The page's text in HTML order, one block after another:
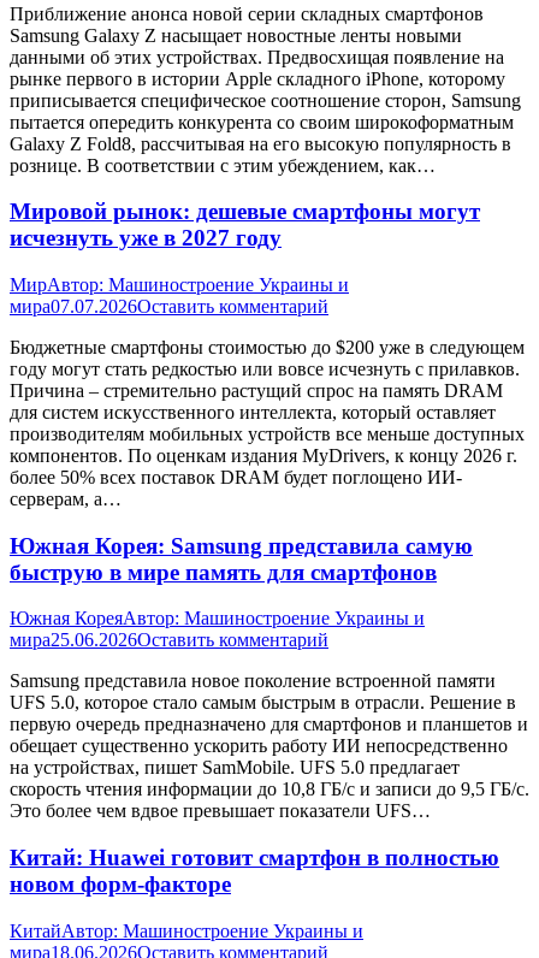
Приближение анонса новой серии складных смартфонов
Samsung Galaxy Z насыщает новостные ленты новыми
данными об этих устройствах. Предвосхищая появление на
рынке первого в истории Apple складного iPhone, которому
приписывается специфическое соотношение сторон, Samsung
пытается опередить конкурента со своим широкоформатным
Galaxy Z Fold8, рассчитывая на его высокую популярность в
рознице. В соответствии с этим убеждением, как…
Мировой рынок: дешевые смартфоны могут
исчезнуть уже в 2027 году
МирАвтор: Машиностроение Украины и
мира07.07.2026Оставить комментарий
Бюджетные смартфоны стоимостью до $200 уже в следующем
году могут стать редкостью или вовсе исчезнуть с прилавков.
Причина – стремительно растущий спрос на память DRAM
для систем искусственного интеллекта, который оставляет
производителям мобильных устройств все меньше доступных
компонентов. По оценкам издания MyDrivers, к концу 2026 г.
более 50% всех поставок DRAM будет поглощено ИИ-
серверам, а…
Южная Корея: Samsung представила самую
быструю в мире память для смартфонов
Южная КореяАвтор: Машиностроение Украины и
мира25.06.2026Оставить комментарий
Samsung представила новое поколение встроенной памяти
UFS 5.0, которое стало самым быстрым в отрасли. Решение в
первую очередь предназначено для смартфонов и планшетов и
обещает существенно ускорить работу ИИ непосредственно
на устройствах, пишет SamMobile. UFS 5.0 предлагает
скорость чтения информации до 10,8 ГБ/с и записи до 9,5 ГБ/с.
Это более чем вдвое превышает показатели UFS…
Китай: Huawei готовит смартфон в полностью
новом форм-факторе
КитайАвтор: Машиностроение Украины и
мира18.06.2026Оставить комментарий